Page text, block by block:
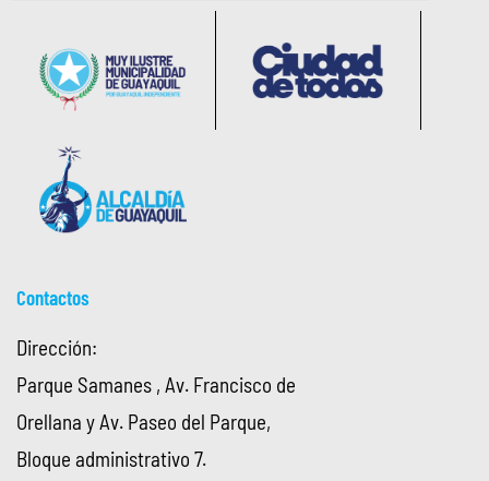
Contactos
Dirección:
Parque Samanes , Av. Francisco de
Orellana y Av. Paseo del Parque,
Bloque administrativo 7.